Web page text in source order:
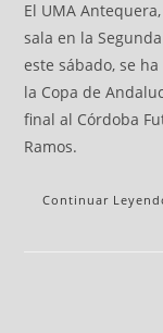
El UMA
sala en la
este sábado, se
la Copa de
final al Córdoba
Ramos.
Continuar